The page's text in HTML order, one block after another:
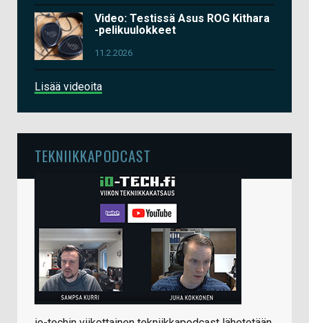
Video: Testissä Asus ROG Kithara
-pelikuulokkeet
11.2.2026
Lisää videoita
TEKNIIKKAPODCAST